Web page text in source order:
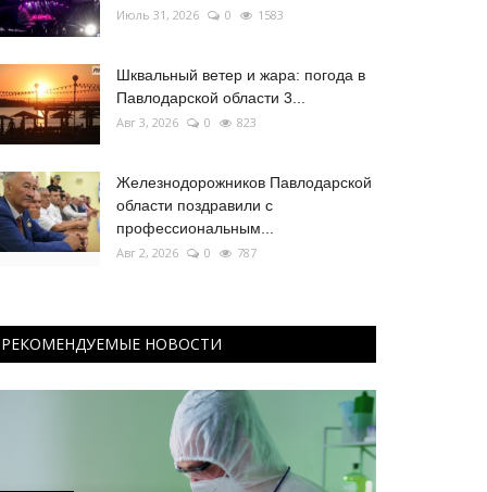
Июль 31, 2026 0 1583
Шквальный ветер и жара: погода в
Павлодарской области 3...
Авг 3, 2026 0 823
Железнодорожников Павлодарской
области поздравили с
профессиональным...
Авг 2, 2026 0 787
РЕКОМЕНДУЕМЫЕ НОВОСТИ